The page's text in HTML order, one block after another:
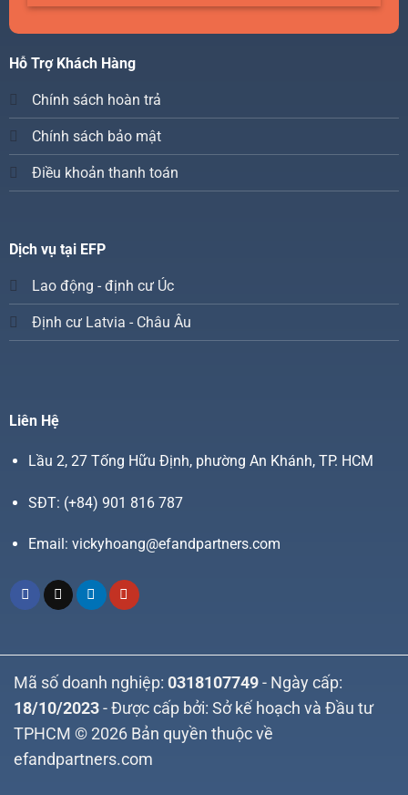
Hỗ Trợ Khách Hàng
Chính sách hoàn trả
Chính sách bảo mật
Điều khoản thanh toán
Dịch vụ tại EFP
Lao động - định cư Úc
Định cư Latvia - Châu Âu
Liên Hệ
Lầu 2, 27 Tống Hữu Định, phường An Khánh, TP. HCM
SĐT: (+84) 901 816 787
Email: vickyhoang@efandpartners.com
Mã số doanh nghiệp: 0318107749 - Ngày cấp:
18/10/2023 - Được cấp bởi: Sở kế hoạch và Đầu tư
TPHCM © 2026 Bản quyền thuộc về
efandpartners.com